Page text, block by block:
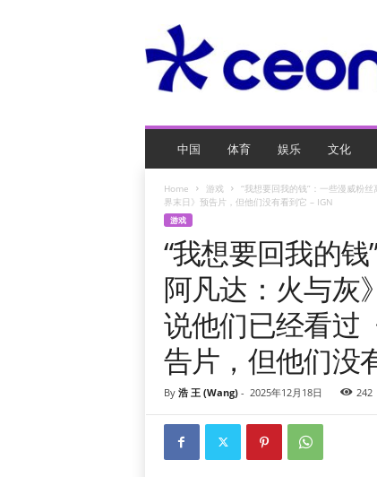
O
游
中国 体育 娱乐 文化
Home 游戏
“我想要回我的钱”：一些漫威粉
界末日》预告片，但他们没有看到它 – IGN
游戏
“我想要回我的
阿凡达：火与灰
说他们已经看过
告片，但他们没
By 浩 王 (Wang)- 2025年12月18日 242